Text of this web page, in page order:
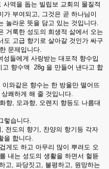
사역을 돕는 빌립보 교회의 물질적
가 부여되고, 그것은 곧 하나님이
놀라운 뜻을 담고 있는 것입니다.
거룩한 성도의 희생적 삶에서 오는
도 고급 향기로 살아갈 것인가 싸구
문제입니다.
성들에게 사랑받는 대포적 향수입
고 향수액 28g 을 만들어 낸다고 합
이와같은 향수는 한 방울만 떨어뜨
상쾌하게 해 줄 것입니다.
향, 모과향, 오렌지 향등도 나름대
렇습니다.
, 전도의 향기 , 찬양의 항기등 각자
을 합니다.
게도 하고 아무리 많이 뿌려도 오
내는 성도의 생활을 하면서 헐뜯
고, 파당짓고, 불평하고, 원망하는